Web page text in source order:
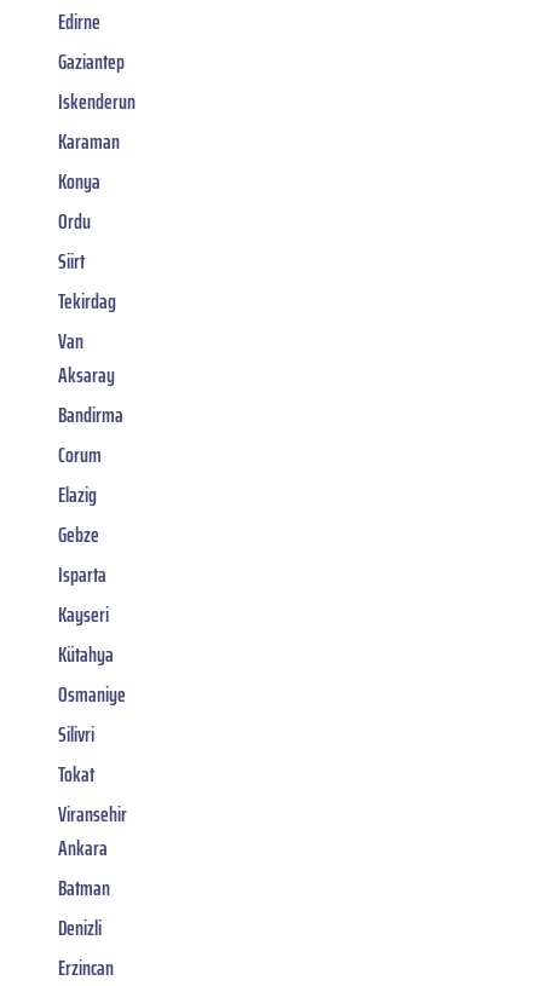
Edirne
Gaziantep
Iskenderun
Karaman
Konya
Ordu
Siirt
Tekirdag
Van
Aksaray
Bandirma
Corum
Elazig
Gebze
Isparta
Kayseri
Kütahya
Osmaniye
Silivri
Tokat
Viransehir
Ankara
Batman
Denizli
Erzincan